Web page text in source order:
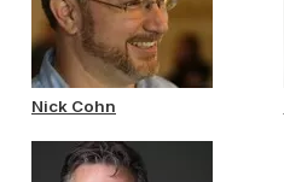
Nick Cohn